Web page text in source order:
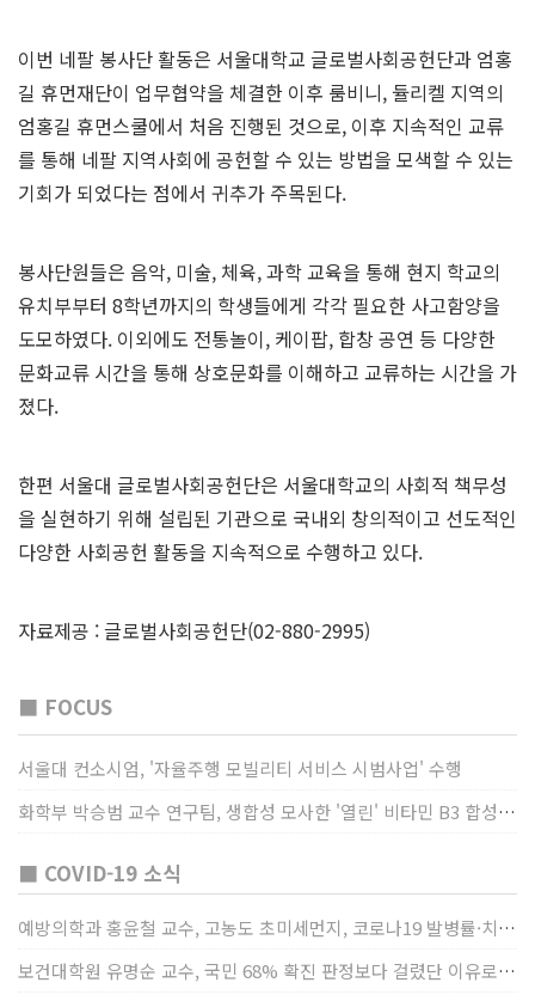
이번 네팔 봉사단 활동은 서울대학교 글로벌사회공헌단과 엄홍
길 휴먼재단이 업무협약을 체결한 이후 룸비니, 듈리켈 지역의
엄홍길 휴먼스쿨에서 처음 진행된 것으로, 이후 지속적인 교류
를 통해 네팔 지역사회에 공헌할 수 있는 방법을 모색할 수 있는
기회가 되었다는 점에서 귀추가 주목된다.
봉사단원들은 음악, 미술, 체육, 과학 교육을 통해 현지 학교의
유치부부터 8학년까지의 학생들에게 각각 필요한 사고함양을
도모하였다. 이외에도 전통놀이, 케이팝, 합창 공연 등 다양한
문화교류 시간을 통해 상호문화를 이해하고 교류하는 시간을 가
졌다.
한편 서울대 글로벌사회공헌단은 서울대학교의 사회적 책무성
을 실현하기 위해 설립된 기관으로 국내외 창의적이고 선도적인
다양한 사회공헌 활동을 지속적으로 수행하고 있다.
자료제공 : 글로벌사회공헌단(02-880-2995)
■ FOCUS
서울대 컨소시엄, '자율주행 모빌리티 서비스 시범사업' 수행
화학부 박승범 교수 연구팀, 생합성 모사한 '열린' 비타민 B3 합성법 개발
■ COVID-19 소식
예방의학과 홍윤철 교수, 고농도 초미세먼지, 코로나19 발병률·치명률 높인다
보건대학원 유명순 교수, 국민 68% 확진 판정보다 걸렸단 이유로 비난받는 걸 더 두려해